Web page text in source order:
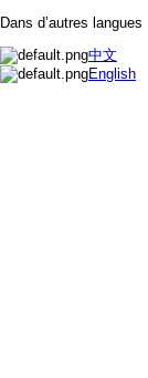
Dans d’autres langues
中文
English